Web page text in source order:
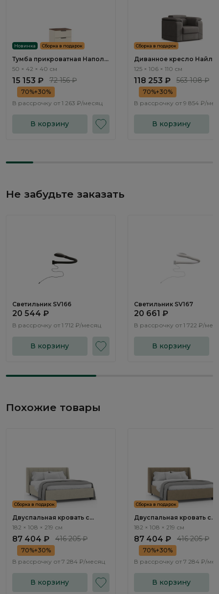
Новинка Сборка в подарок
Тумба прикроватная Наполи
/ Napoli NP001.4
50 × 42 × 40 см
15 153 ₽ 72 156 ₽
70%+30%
В рассрочку от 1 263 ₽/месяц
В корзину
Сборка в подарок
Диванное кресло Найл /
ММ112.92 с реклайнером
125 × 106 × 110 см
118 253 ₽ 563 108 ₽
70%+30%
В рассрочку от 9 854 ₽/
В корзину
Не забудьте заказать
Светильник SV166
20 544 ₽
В рассрочку от 1 712 ₽/месяц
В корзину
Светильник SV167
20 661 ₽
В рассрочку от 1 722 ₽/
В корзину
Похожие товары
Сборка в подарок
Двуспальная кровать с
подъемным механизмом
182 × 108 × 219 см
87 404 ₽ 416 205 ₽
70%+30%
В рассрочку от 7 284 ₽/месяц
В корзину
Сборка в подарок
Двуспальная кровать с
подъемным механизмом
182 × 108 × 219 см
87 404 ₽ 416 205 ₽
70%+30%
В рассрочку от 7 284 ₽/
В корзину